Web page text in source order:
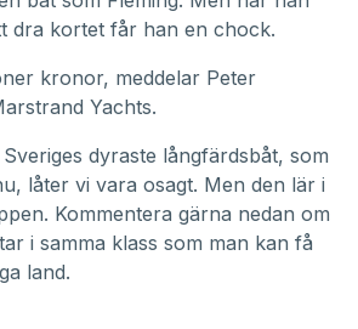
dra kortet får han en chock.
kronor, meddelar Peter
Yachts.
dyraste långfärdsbåt, som
låter vi vara osagt. Men den lär i
Kommentera gärna nedan om
i samma klass som man kan få
land.